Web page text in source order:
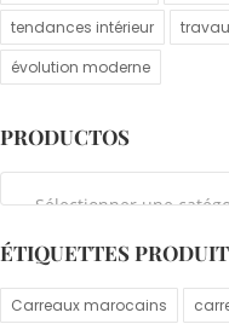
tendances intérieur
évolution moderne
PRODUCTOS
Sélectionner une
ÉTIQUETTES PRODUIT
Carreaux marocains